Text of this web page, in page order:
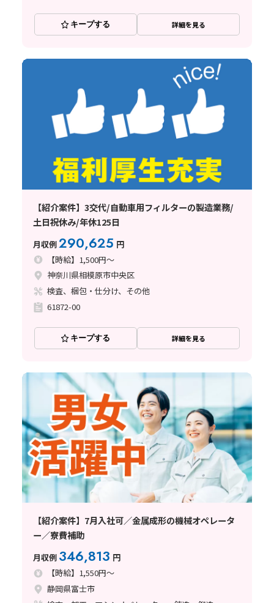
キープする 詳細を見る
【紹介案件】3交代/自動車用フィルターの製造業務/
土日祝休み/年休125日
月収例290,625 円
【時給】1,500円～
神奈川県相模原市中央区
検査、梱包・仕分け、その他
61872-00
キープする 詳細を見る
【紹介案件】7月入社可／金属成形の機械オペレータ
ー／寮費補助
月収例 346,813 円
【時給】1,550円～
静岡県富士市